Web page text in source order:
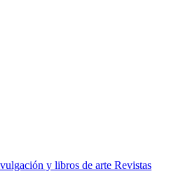
y libros de arte Revistas